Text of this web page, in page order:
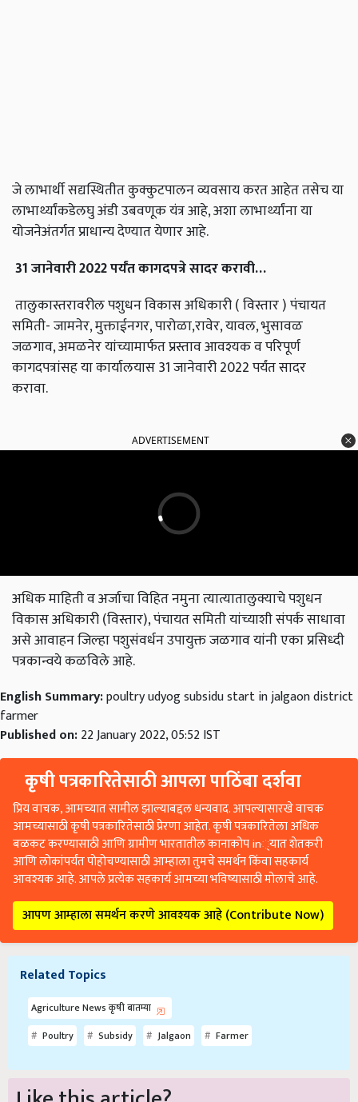
जे लाभार्थी सद्यस्थितीत कुक्कुटपालन व्यवसाय करत आहेत तसेच या
लाभार्थ्यांकडेलघु अंडी उबवणूक यंत्र आहे, अशा लाभार्थ्यांना या
योजनेअंतर्गत प्राधान्य देण्यात येणार आहे.
31 जानेवारी 2022 पर्यंत कागदपत्रे सादर करावी…
तालुकास्तरावरील पशुधन विकास अधिकारी ( विस्तार ) पंचायत
समिती- जामनेर, मुक्ताईनगर, पारोळा,रावेर, यावल, भुसावळ
जळगाव, अमळनेर यांच्यामार्फत प्रस्ताव आवश्यक व परिपूर्ण
कागदपत्रांसह या कार्यालयास 31 जानेवारी 2022 पर्यंत सादर
करावा.
अधिक माहिती व अर्जाचा विहित नमुना त्यात्यातालुक्याचे पशुधन
विकास अधिकारी (विस्तार), पंचायत समिती यांच्याशी संपर्क साधावा
असे आवाहन जिल्हा पशुसंवर्धन उपायुक्त जळगाव यांनी एका प्रसिध्दी
पत्रकान्वये कळविले आहे.
farmer
Published on:
कृषी पत्रकारितेसाठी आपला पाठिंबा दर्शवा
प्रिय वाचक, आमच्यात सामील झाल्याबद्दल धन्यवाद. आपल्यासारखे वाचक
आमच्यासाठी कृषी पत्रकारितेसाठी प्रेरणा आहेत. कृषी पत्रकारितेला अधिक
बळकट करण्यासाठी आणि ग्रामीण भारतातील कानाकोप in्यात शेतकरी
आणि लोकांपर्यंत पोहोचण्यासाठी आम्हाला तुमचे समर्थन किंवा सहकार्य
आवश्यक आहे. आपले प्रत्येक सहकार्य आमच्या भविष्यासाठी मोलाचे आहे.
आपण आम्हाला समर्थन करणे आवश्यक आहे (Contribute Now)
Poultry
Subsidy Jalgaon
Like this article?